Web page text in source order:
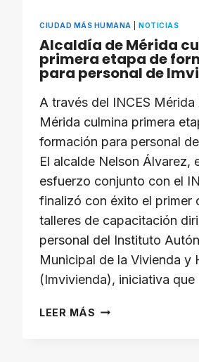
CIUDAD MÁS HUMANA NOTICIAS
Alcaldía de Mérida
primera etapa de
para personal de
A través del INCES
Mérida culmina primera
formación para personal
El alcalde Nelson Álvarez,
esfuerzo conjunto con el
finalizó con éxito el primer
talleres de capacitación
personal del Instituto
Municipal de la Vivienda y
(Imvivienda), iniciativa
LEER MÁS ALCALDÍA